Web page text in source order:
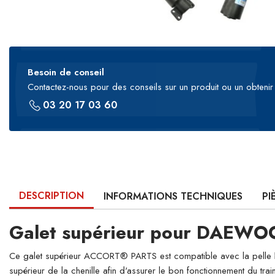
Besoin de conseil
Contactez-nous pour des conseils sur un produit ou un
03 20 17 03 60
DESCRIPTION INFORMATIONS TECHNIQUES
Galet supérieur pour
Ce galet supérieur ACCORT® PARTS est compatible avec la
supérieur de la chenille afin d'assurer le bon fonctionnement du